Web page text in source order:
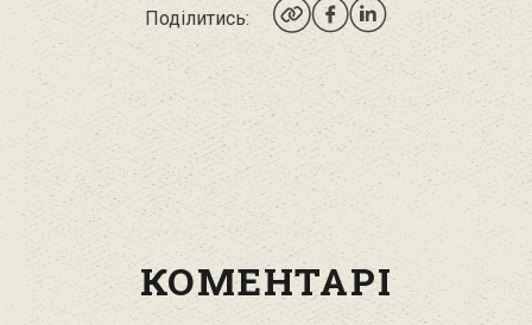
Поділитись:
КОМЕНТАРІ